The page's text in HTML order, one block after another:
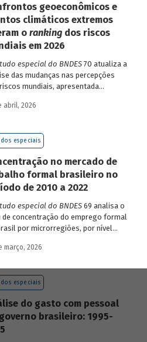
geoeconômicos e
climáticos extremos
o ranking dos riscos
em 2026
especial do BNDES70 atualiza a
das mudanças nas percepções
mundiais, apresentada
Global Risks Report (GRR)
para o ano em curso e para dois
abril, 2026
especiais
no mercado de
formal brasileiro no
de 2010 a 2022
especial do BNDES69 analisa o
de concentração do emprego formal
por microrregiões, por nível
entre 2010 e 2022.
março, 2026
especiais
do gasto com pessoal
brasileiro: 1995-